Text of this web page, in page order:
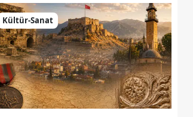
Kültür-Sanat